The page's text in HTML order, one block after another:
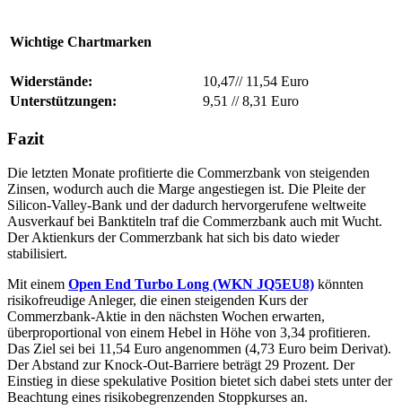
Wichtige Chartmarken
Widerstände: 10,47//11,54 Euro
Unterstützungen:
9,51 //8,31 Euro
Fazit
Die letzten Monate profitierte die Commerzbank von steigenden
Zinsen, wodurch auch die Marge angestiegen ist. Die Pleite der
Silicon-Valley-Bank und der dadurch hervorgerufene weltweite
Ausverkauf bei Banktiteln traf die Commerzbank auch mit Wucht.
Der Aktienkurs der Commerzbank hat sich bis dato wieder
stabilisiert.
Mit einem Open End Turbo Long (WKN JQ5EU8) könnten
risikofreudige Anleger, die einen steigenden Kurs der
Commerzbank-Aktie in den nächsten Wochen erwarten,
überproportional von einem Hebel in Höhe von 3,34 profitieren.
Das Ziel sei bei 11,54 Euro angenommen (4,73 Euro beim Derivat).
Der Abstand zur Knock-Out-Barriere beträgt 29 Prozent. Der
Einstieg in diese spekulative Position bietet sich dabei stets unter der
Beachtung eines risikobegrenzenden Stoppkurses an.